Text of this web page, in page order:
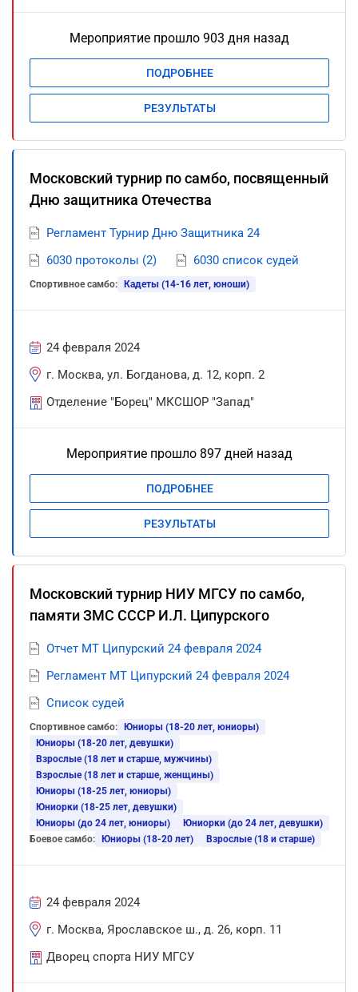
Мероприятие прошло 903 дня назад
ПОДРОБНЕЕ
РЕЗУЛЬТАТЫ
Московский турнир по самбо, посвященный
Дню защитника Отечества
Регламент Турнир Дню Защитника 24
6030 протоколы (2)
6030 список судей
Спортивное самбо: Кадеты (14-16 лет, юноши)
24 февраля 2024
г. Москва, ул. Богданова, д. 12, корп. 2
Отделение "Борец" МКСШОР "Запад"
Мероприятие прошло 897 дней назад
ПОДРОБНЕЕ
РЕЗУЛЬТАТЫ
Московский турнир НИУ МГСУ по самбо,
памяти ЗМС СССР И.Л. Ципурского
Отчет МТ Ципурский 24 февраля 2024
Регламент МТ Ципурский 24 февраля 2024
Список судей
Спортивное самбо:
Юниоры (18-20 лет, юниоры)
Юниоры (18-20 лет, девушки)
Взрослые (18 лет и старше, мужчины)
Взрослые (18 лет и старше, женщины)
Юниоры (18-25 лет, юниоры)
Юниорки (18-25 лет, девушки)
Юниоры (до 24 лет, юниоры)
Юниорки (до 24 лет, девушки)
Боевое самбо:
Юниоры (18-20 лет) Взрослые (18 и старше)
24 февраля 2024
г. Москва, Ярославское ш., д. 26, корп. 11
Дворец спорта НИУ МГСУ